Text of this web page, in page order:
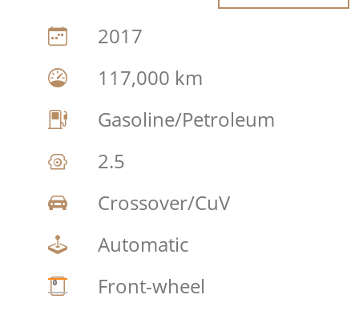
2017
117,000 km
Gasoline/Petroleum
2.5
Crossover/CuV
Automatic
Front-wheel